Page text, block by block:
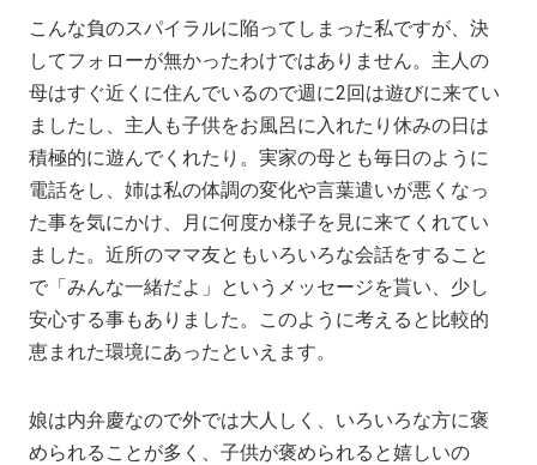
こんな負のスパイラルに陥ってしまった私ですが、決
してフォローが無かったわけではありません。主人の
母はすぐ近くに住んでいるので週に2回は遊びに来てい
ましたし、主人も子供をお風呂に入れたり休みの日は
積極的に遊んでくれたり。実家の母とも毎日のように
電話をし、姉は私の体調の変化や言葉遣いが悪くなっ
た事を気にかけ、月に何度か様子を見に来てくれてい
ました。近所のママ友ともいろいろな会話をすること
で「みんな一緒だよ」というメッセージを貰い、少し
安心する事もありました。このように考えると比較的
恵まれた環境にあったといえます。
娘は内弁慶なので外では大人しく、いろいろな方に褒
められることが多く、子供が褒められると嬉しいの